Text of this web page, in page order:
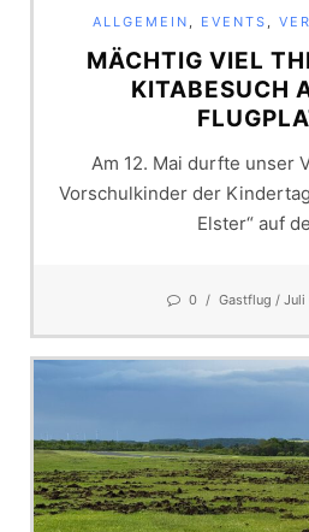
ALLGEMEIN , EVENTS ,
MÄCHTIG VIEL
KITABESUCH
Am 12. Mai durfte unser
Vorschulkinder der
Elster“ auf
0 / Gastflug / Juli